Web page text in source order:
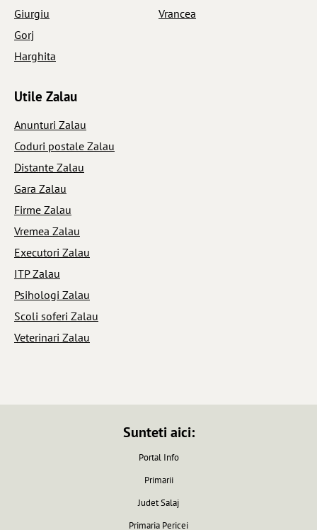
Giurgiu
Gorj
Harghita
Vrancea
Utile Zalau
Anunturi Zalau
Coduri postale Zalau
Distante Zalau
Gara Zalau
Firme Zalau
Vremea Zalau
Executori Zalau
ITP Zalau
Psihologi Zalau
Scoli soferi Zalau
Veterinari Zalau
Sunteti aici:
Portal Info
Primarii
Judet Salaj
Primaria Pericei